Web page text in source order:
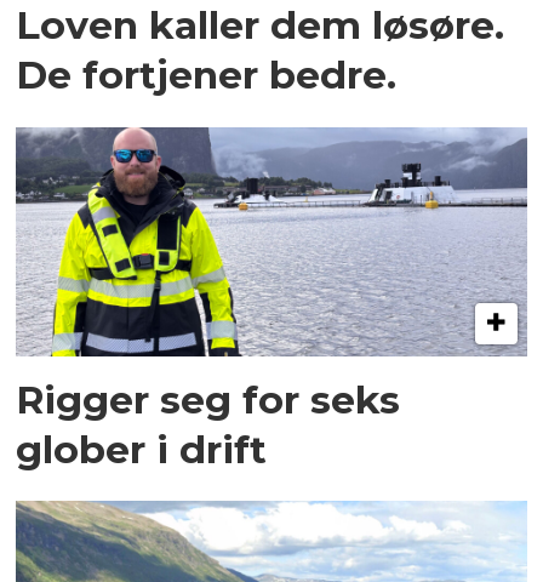
Loven kaller dem løsøre.
De fortjener bedre.
Rigger seg for seks
glober i drift